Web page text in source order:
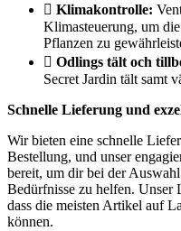
Klimakontrolle:
Klimasteuerung, um
Pflanzen zu
Odlings tält och
Secret Jardin tält samt
Schnelle Lieferung und
Wir bieten eine schnelle
Bestellung, und unser
bereit, um dir bei der
Bedürfnisse zu helfen. Unser
dass die meisten Artikel auf
können.